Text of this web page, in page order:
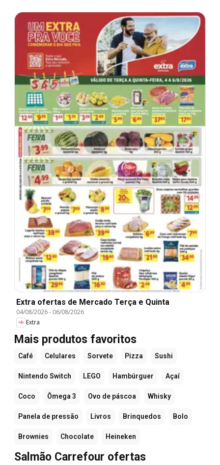
Extra ofertas de Mercado Terça e Quinta
04/08/2026- 06/08/2026
Extra
Mais produtos favoritos
Café Celulares Sorvete Pizza Sushi
Nintendo Switch LEGO Hambúrguer Açaí
Coco Ômega 3 Ovo de páscoa Whisky
Panela de pressão Livros Brinquedos Bolo
Brownies Chocolate Heineken
Salmão Carrefour ofertas